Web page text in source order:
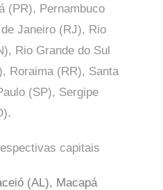
(PR), Pernambuco
Janeiro (RJ), Rio
Rio Grande do Sul
Roraima (RR), Santa
(SP), Sergipe
capitais
(AL), Macapá